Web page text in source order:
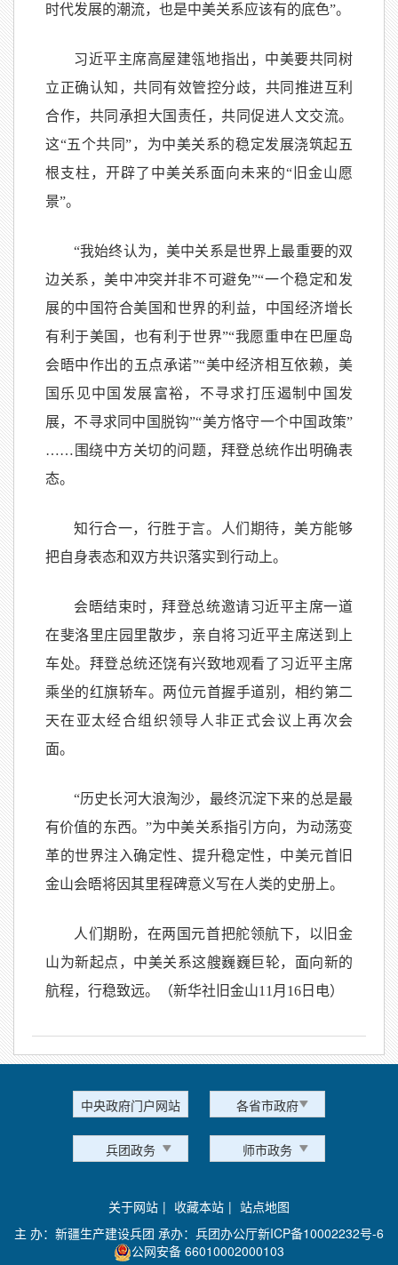
时代发展的潮流，也是中美关系应该有的底色”。
习近平主席高屋建瓴地指出，中美要共同树
立正确认知，共同有效管控分歧，共同推进互利
合作，共同承担大国责任，共同促进人文交流。
这“五个共同”，为中美关系的稳定发展浇筑起五
根支柱，开辟了中美关系面向未来的“旧金山愿
景”。
“我始终认为，美中关系是世界上最重要的双
边关系，美中冲突并非不可避免”“一个稳定和发
展的中国符合美国和世界的利益，中国经济增长
有利于美国，也有利于世界”“我愿重申在巴厘岛
会晤中作出的五点承诺”“美中经济相互依赖，美
国乐见中国发展富裕，不寻求打压遏制中国发
展，不寻求同中国脱钩”“美方恪守一个中国政策”
……围绕中方关切的问题，拜登总统作出明确表
态。
知行合一，行胜于言。人们期待，美方能够
把自身表态和双方共识落实到行动上。
会晤结束时，拜登总统邀请习近平主席一道
在斐洛里庄园里散步，亲自将习近平主席送到上
车处。拜登总统还饶有兴致地观看了习近平主席
乘坐的红旗轿车。两位元首握手道别，相约第二
天在亚太经合组织领导人非正式会议上再次会
面。
“历史长河大浪淘沙，最终沉淀下来的总是最
有价值的东西。”为中美关系指引方向，为动荡变
革的世界注入确定性、提升稳定性，中美元首旧
金山会晤将因其里程碑意义写在人类的史册上。
人们期盼，在两国元首把舵领航下，以旧金
山为新起点，中美关系这艘巍巍巨轮，面向新的
航程，行稳致远。（新华社旧金山11月16日电）
中央政府门户网站 各省市政府
兵团政务 师市政务
关于网站 | 收藏本站 | 站点地图
主 办：新疆生产建设兵团 承办：兵团办公厅新ICP备10002232号-6
公网安备 66010002000103